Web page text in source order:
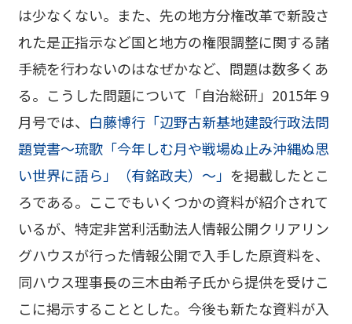
は少なくない。また、先の地方分権改革で新設さ
れた是正指示など国と地方の権限調整に関する諸
手続を行わないのはなぜかなど、問題は数多くあ
る。こうした問題について「自治総研」2015年９
月号では、 白藤博行「辺野古新基地建設行政法問
題覚書～琉歌「今年しむ月や戦場ぬ止み沖縄ぬ思
い世界に語ら」（有銘政夫）～」 を掲載したとこ
ろである。ここでもいくつかの資料が紹介されて
いるが、特定非営利活動法人情報公開クリアリン
グハウスが行った情報公開で入手した原資料を、
同ハウス理事長の三木由希子氏から提供を受けこ
こに掲示することとした。今後も新たな資料が入